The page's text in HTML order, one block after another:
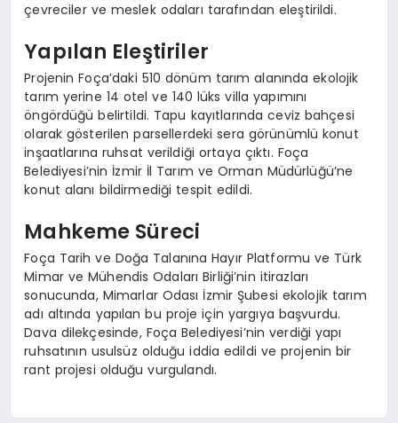
çevreciler ve meslek odaları tarafından eleştirildi.
Yapılan Eleştiriler
Projenin Foça’daki 510 dönüm tarım alanında ekolojik
tarım yerine 14 otel ve 140 lüks villa yapımını
öngördüğü belirtildi. Tapu kayıtlarında ceviz bahçesi
olarak gösterilen parsellerdeki sera görünümlü konut
inşaatlarına ruhsat verildiği ortaya çıktı. Foça
Belediyesi’nin İzmir İl Tarım ve Orman Müdürlüğü’ne
konut alanı bildirmediği tespit edildi.
Mahkeme Süreci
Foça Tarih ve Doğa Talanına Hayır Platformu ve Türk
Mimar ve Mühendis Odaları Birliği’nin itirazları
sonucunda, Mimarlar Odası İzmir Şubesi ekolojik tarım
adı altında yapılan bu proje için yargıya başvurdu.
Dava dilekçesinde, Foça Belediyesi’nin verdiği yapı
ruhsatının usulsüz olduğu iddia edildi ve projenin bir
rant projesi olduğu vurgulandı.